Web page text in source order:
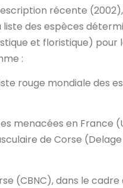
récente
des espèces
et floristique) pour
:
rouge mondiale des
menacées en France
de Corse (Delage
(CBNC), dans le